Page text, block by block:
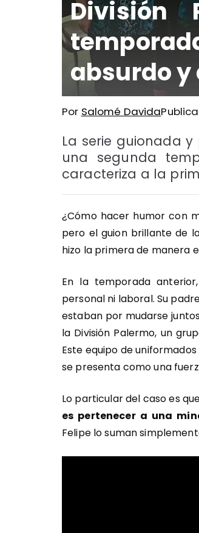
División
absurdo
Por Salomé Davida
La serie guionada
una segunda
caracteriza a la
¿Cómo hacer humor con
pero el guion brillante de
hizo la primera de manera
En la temporada
personal ni laboral. Su
estaban por mudarse
la División Palermo, un
Este equipo de
se presenta como una
Lo particular del caso es
es pertenecer a una
Felipe lo suman